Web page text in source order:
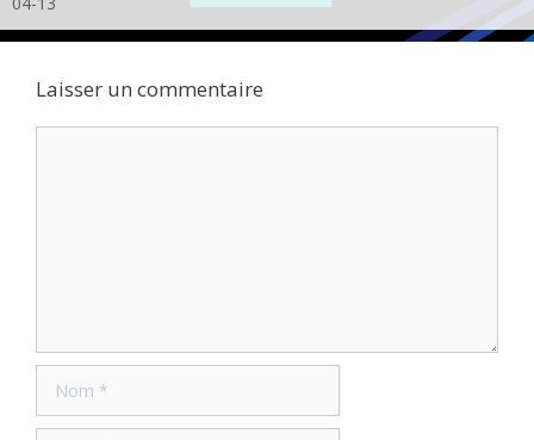
Laisser un commentaire